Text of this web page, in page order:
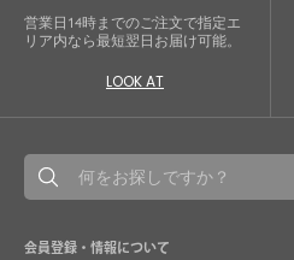
営業日14時までのご注文で指定エ
リア内なら最短翌日お届け可能。
LOOK AT
会員登録・情報について